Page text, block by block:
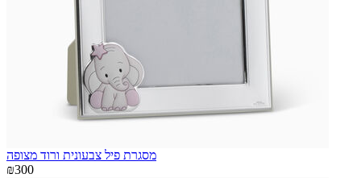
מסגרת פיל צבעונית ורוד מצופה
₪300